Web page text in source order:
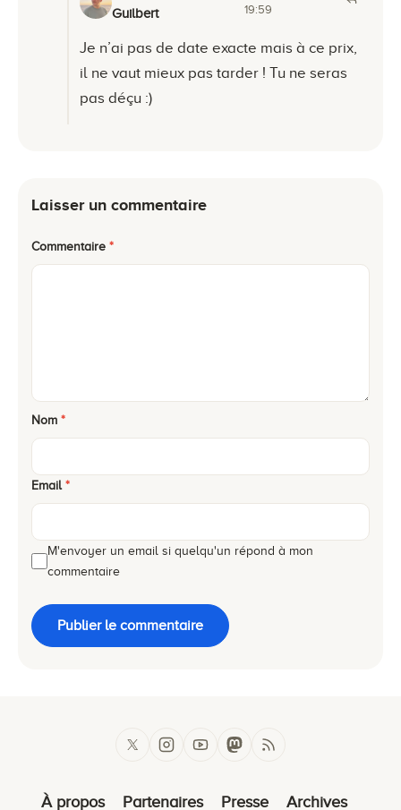
Guilbert
19:59
Je n’ai pas de date exacte mais à ce prix,
il ne vaut mieux pas tarder ! Tu ne seras
pas déçu :)
Laisser un commentaire
Commentaire *
Nom *
Email *
M'envoyer un email si quelqu'un répond à mon
commentaire
Publier le commentaire
À propos Partenaires Presse Archives